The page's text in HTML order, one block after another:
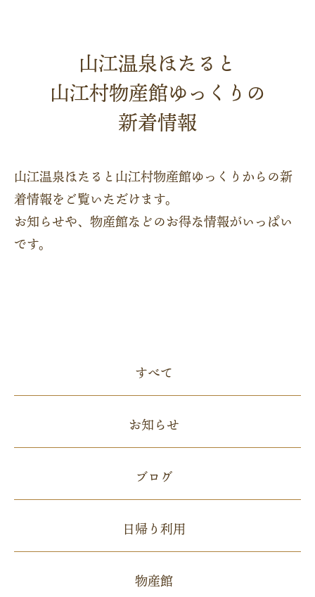
山江温泉ほたると
山江村物産館ゆっくりの
新着情報
山江温泉ほたると山江村物産館ゆっくりからの新
着情報をご覧いただけます。
お知らせや、物産館などのお得な情報がいっぱい
です。
すべて
お知らせ
ブログ
日帰り利用
物産館